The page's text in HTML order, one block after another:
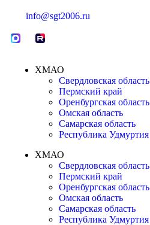
info@sgt2006.ru
ХМАО
Свердловская область
Пермский край
Оренбургская область
Омская область
Самарская область
Республика Удмуртия
ХМАО
Свердловская область
Пермский край
Оренбургская область
Омская область
Самарская область
Республика Удмуртия